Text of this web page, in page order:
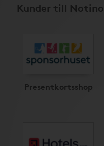
Kunder till
Presentkortsshop